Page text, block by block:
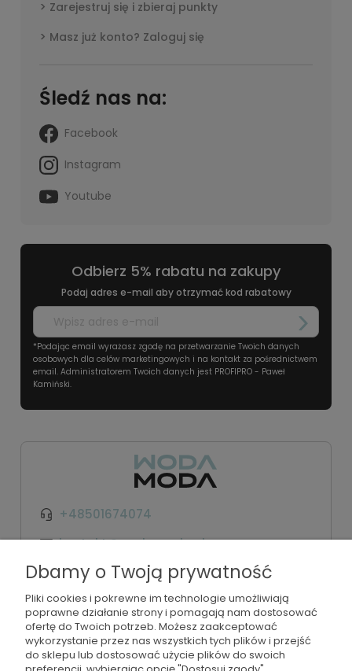
Zarejestruj się i zbieraj punkty
Masz już konto? Zaloguj się
Śledź nas na:
Facebook
Instagram
Youtube
Odbierz 5% rabatu na zakupy
Podaj adres e-mail aby otrzymać kod rabatowy
*Podając email wyrażasz zgodę na przetwarzanie Twoich danych
osobowych dla celów marketingowych i na kontakt za pośrednictwem
email. Administratorem Twoich danych jest PROFIPRO - Paweł
Kamiński.
+48501674074
kontakt@wodamoda.pl
Moje konto
Regulamin i polityka
Płatności i dostawa
Dbamy o Twoją prywatność
Pliki cookies i pokrewne im technologie umożliwiają
poprawne działanie strony i pomagają nam dostosować
ofertę do Twoich potrzeb. Możesz zaakceptować
wykorzystanie przez nas wszystkich tych plików i przejść
do sklepu lub dostosować użycie plików do swoich